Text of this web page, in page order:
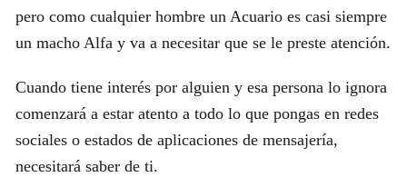
pero como cualquier hombre un Acuario es casi siempre
un macho Alfa y va a necesitar que se le preste atención.
Cuando tiene interés por alguien y esa persona lo ignora
comenzará a estar atento a todo lo que pongas en redes
sociales o estados de aplicaciones de mensajería,
necesitará saber de ti.